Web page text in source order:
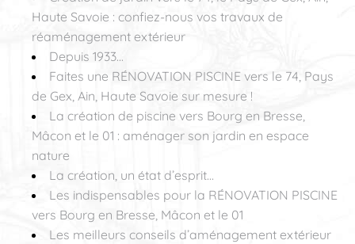
Haute Savoie : confiez-nous vos travaux de
réaménagement extérieur
Depuis 1933...
Faites une RÉNOVATION PISCINE vers le 74, Pays
de Gex, Ain, Haute Savoie sur mesure !
La création de piscine vers Bourg en Bresse,
Mâcon et le 01 : aménager son jardin en espace
nature
La création, un état d’esprit…
Les indispensables pour la RÉNOVATION PISCINE
vers Bourg en Bresse, Mâcon et le 01
Les meilleurs conseils d’aménagement extérieur